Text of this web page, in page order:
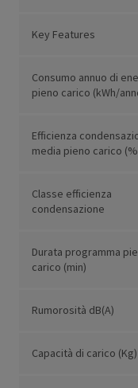
Key Features
Consumo annuo di
pieno carico (kWh/
Efficienza
media pieno carico
Classe efficienza
condensazione
Durata programma
carico (min)
Rumorosità dB(A)
Capacità di carico (Kg)